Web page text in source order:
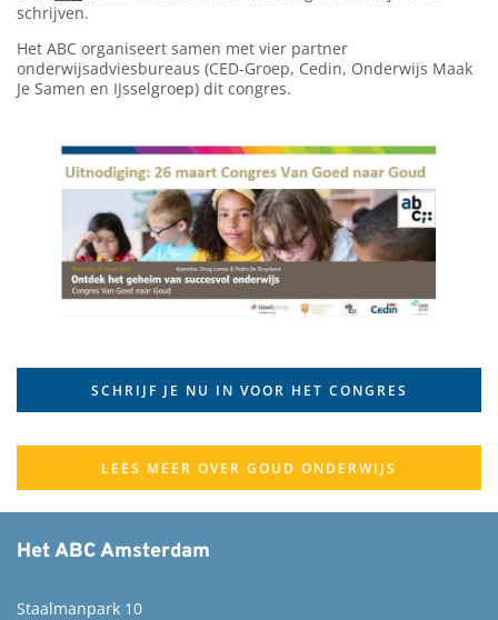
schrijven.
Het ABC organiseert samen met vier partner
onderwijsadviesbureaus (CED-Groep, Cedin, Onderwijs Maak
Je Samen en IJsselgroep) dit congres.
SCHRIJF JE NU IN VOOR HET CONGRES
LEES MEER OVER GOUD ONDERWIJS
Het ABC Amsterdam
Staalmanpark 10